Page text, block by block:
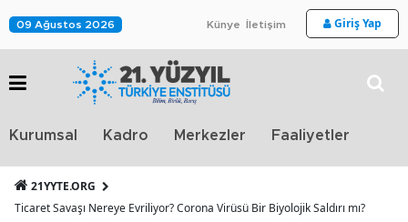
09 Ağustos 2026 Künye İletişim Giriş Yap
Kurumsal Kadro Merkezler Faaliyetler
21YYTE.ORG
Ticaret Savaşı Nereye Evriliyor? Corona Virüsü Bir Biyolojik Saldırı mı?